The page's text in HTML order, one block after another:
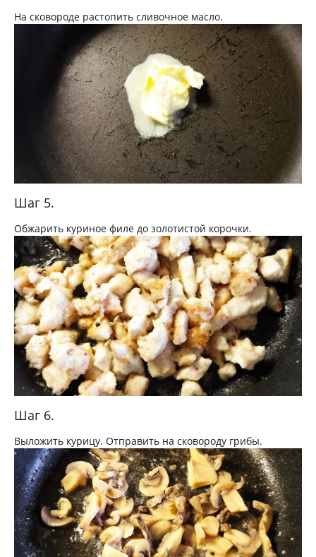
На сковороде растопить сливочное масло.
Шаг 5.
Обжарить куриное филе до золотистой корочки.
Шаг 6.
Выложить курицу. Отправить на сковороду грибы.